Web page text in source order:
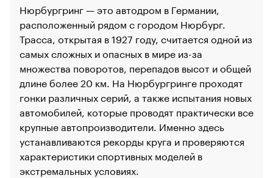
Нюрбургринг — это автодром в Германии,
расположенный рядом с городом Нюрбург.
Трасса, открытая в 1927 году, считается одной из
самых сложных и опасных в мире из-за
множества поворотов, перепадов высот и общей
длине более 20 км. На Нюрбургринге проходят
гонки различных серий, а также испытания новых
автомобилей, которые проводят практически все
крупные автопроизводители. Именно здесь
устанавливаются рекорды круга и проверяются
характеристики спортивных моделей в
экстремальных условиях.